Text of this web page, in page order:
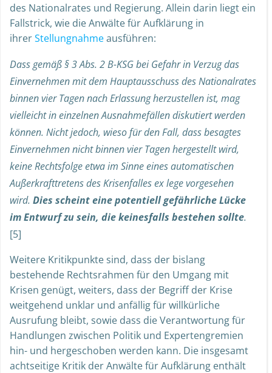
des Nationalrates und Regierung. Allein darin liegt ein
Fallstrick, wie die Anwälte für Aufklärung in
ihrerStellungnahmeausführen:
Dass gemäß § 3 Abs. 2 B-KSG bei Gefahr in Verzug das
Einvernehmen mit dem Hauptausschuss des Nationalrates
binnen vier Tagen nach Erlassung herzustellen ist, mag
vielleicht in einzelnen Ausnahmefällen diskutiert werden
können. Nicht jedoch, wieso für den Fall, dass besagtes
Einvernehmen nicht binnen vier Tagen hergestellt wird,
keine Rechtsfolge etwa im Sinne eines automatischen
Außerkrafttretens des Krisenfalles ex lege vorgesehen
wird. Dies scheint eine potentiell gefährliche Lücke
im Entwurf zu sein, die keinesfalls bestehen sollte.
[5]
Weitere Kritikpunkte sind, dass der bislang
bestehende Rechtsrahmen für den Umgang mit
Krisen genügt, weiters, dass der Begriff der Krise
weitgehend unklar und anfällig für willkürliche
Ausrufung bleibt, sowie dass die Verantwortung für
Handlungen zwischen Politik und Expertengremien
hin- und hergeschoben werden kann. Die insgesamt
achtseitige Kritik der Anwälte für Aufklärung enthält